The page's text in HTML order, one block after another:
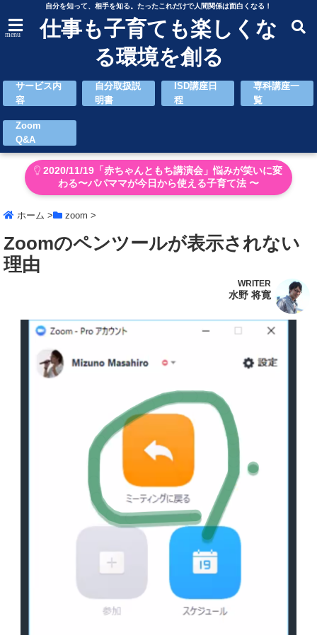
自分を知って、相手を知る。たったこれだけで人間関係は面白くなる！
menu
仕事も子育ても楽しくな
る環境を創る
サービス内
容
自分取扱説
明書
ISD講座日
程
専科講座一
覧
Zoom
Q&A
2020/11/19「赤ちゃんともち講演会」悩みが笑いに変
わる〜パパママが今日から使える子育て法 〜
ホーム > zoom >
Zoomのペンツールが表示されない
理由
WRITER
水野 将寛